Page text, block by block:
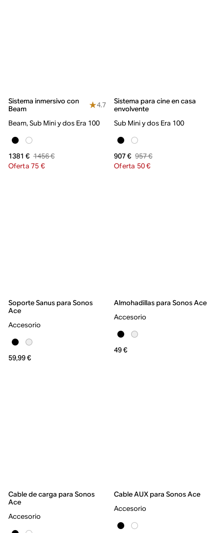
Sistema inmersivo con
Beam
4.7
Beam, Sub Mini y dos Era 100
1381 € 1456 €
Oferta 75 €
Sistema para cine en casa
envolvente
Sub Mini y dos Era 100
907 € 957 €
Oferta 50 €
Soporte Sanus para Sonos
Ace
Accesorio
59,99 €
Almohadillas para Sonos Ace
Accesorio
49 €
Cable de carga para Sonos
Ace
Accesorio
Cable AUX para Sonos Ace
Accesorio